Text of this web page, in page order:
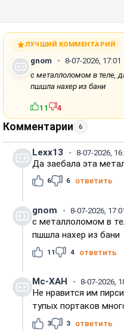
ЛУЧШИЙ КОММЕНТАРИЙ
gnom
8-07-2026, 17:01
с металлоломом в теле,
пшшла нахер из бани
11 4
Комментарии 6
Lexx13 8-07-2026,
Да заебала эта
6 6 ответить
gnom 8-07-2026,
с металлоломом в
пшшла нахер из бани
11 4 ответить
Mc-XAH 8-07-2026,
Не нравится им
тупых портаков
3 3 ответить